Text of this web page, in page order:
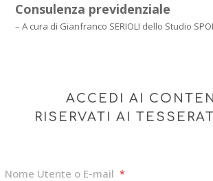
Consulenza previdenziale
– A cura di Gianfranco SERIOLI dello Studio
ACCEDI AI
RISERVATI AI
Nome Utente o E-mail *